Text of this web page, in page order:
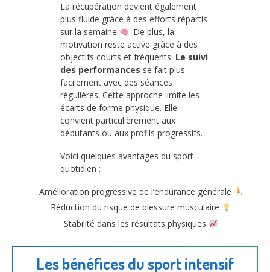
La récupération devient également
plus fluide grâce à des efforts répartis
sur la semaine
. De plus, la
motivation reste active grâce à des
objectifs courts et fréquents. Le suivi
des performances se fait plus
facilement avec des séances
régulières. Cette approche limite les
écarts de forme physique. Elle
convient particulièrement aux
débutants ou aux profils progressifs.
Voici quelques avantages du sport
quotidien :
Amélioration progressive de l’endurance générale
Réduction du risque de blessure musculaire
Stabilité dans les résultats physiques
Les bénéfices du sport intensif